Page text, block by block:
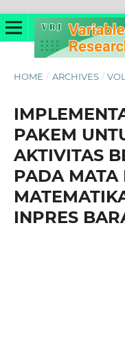
HOME / ARCHIVES /
PAKEM
AKTIVITAS
PADA MATA
INPRES